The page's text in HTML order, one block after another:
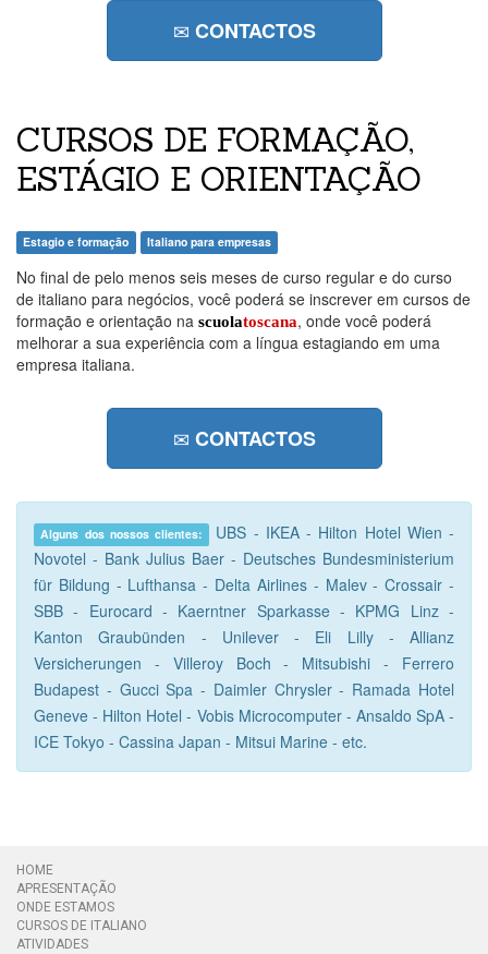
CONTACTOS
CURSOS DE FORMAÇÃO,
ESTÁGIO E ORIENTAÇÃO
Estagio e formação Italiano para empresas
No final de pelo menos seis meses de curso regular e do curso
de italiano para negócios, você poderá se inscrever em cursos de
formação e orientação na scuolatoscana, onde você poderá
melhorar a sua experiência com a língua estagiando em uma
empresa italiana.
CONTACTOS
Alguns dos nossos clientes:
UBS - IKEA - Hilton Hotel Wien -
Novotel - Bank Julius Baer - Deutsches Bundesministerium
für Bildung - Lufthansa - Delta Airlines - Malev - Crossair -
SBB - Eurocard - Kaerntner Sparkasse - KPMG Linz -
Kanton Graubünden - Unilever - Eli Lilly - Allianz
Versicherungen - Villeroy Boch - Mitsubishi - Ferrero
Budapest - Gucci Spa - Daimler Chrysler - Ramada Hotel
Geneve - Hilton Hotel - Vobis Microcomputer - Ansaldo SpA -
ICE Tokyo - Cassina Japan - Mitsui Marine - etc.
HOME
APRESENTAÇÃO
ONDE ESTAMOS
CURSOS DE ITALIANO
ATIVIDADES